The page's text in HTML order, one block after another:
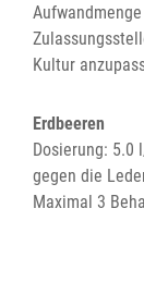
Kultur
Erdbeeren
Dosierung: 5.0
gegen die
Maximal 3